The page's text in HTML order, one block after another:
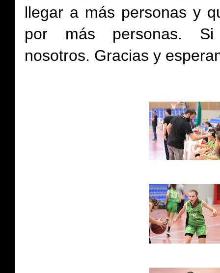
llegar a más personas y
por más personas.
nosotros. Gracias y